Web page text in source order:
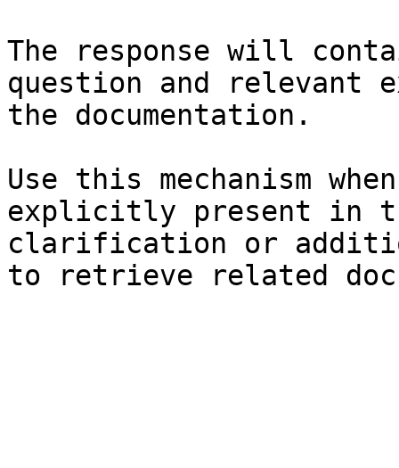
The response will
question and relevant
the documentation.
Use this mechanism
explicitly present in
clarification or